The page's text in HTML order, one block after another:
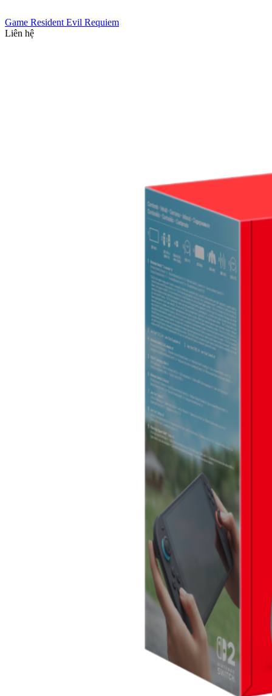
Game Resident Evil Requiem
Liên hệ